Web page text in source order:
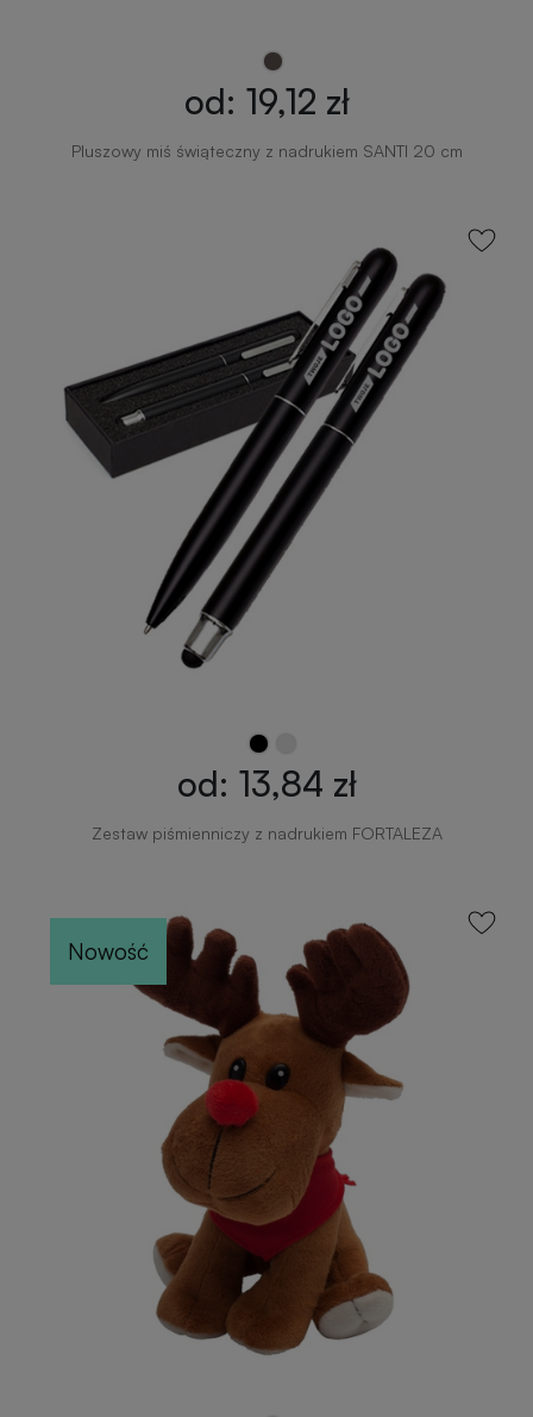
od: 19,12 zł
Pluszowy miś świąteczny z nadrukiem SANTI 20 cm
od: 13,84 zł
Zestaw piśmienniczy z nadrukiem FORTALEZA
Nowość